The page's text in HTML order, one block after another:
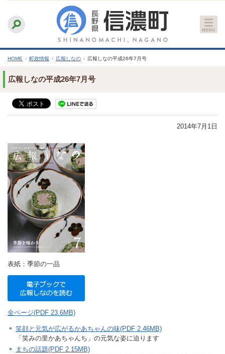
文
へ
ふりがなをつける
文字サイズ
縮小 標準 拡大
HOME › 町政情報 › 広報しなの › 広報しなの平成26年7月号
広報しなの平成26年7月号
2014年7月1日
表紙：季節の一品
全ページ(PDF 23.6MB)
笑顔と元気が広がるかあちゃんの味(PDF 2.46MB)
「笑みの里かあちゃんち」の元気な姿に迫ります
まちの話題(PDF 2.15MB)